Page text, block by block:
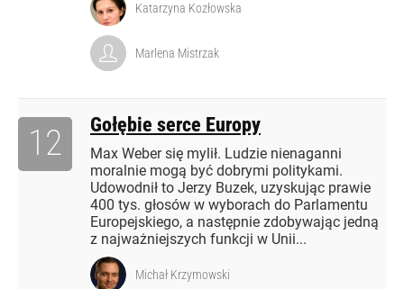
Katarzyna Kozłowska
Marlena Mistrzak
Gołębie serce Europy
Max Weber się mylił. Ludzie nienaganni
moralnie mogą być dobrymi politykami.
Udowodnił to Jerzy Buzek, uzyskując prawie
400 tys. głosów w wyborach do Parlamentu
Europejskiego, a następnie zdobywając jedną
z najważniejszych funkcji w Unii...
12
Michał Krzymowski